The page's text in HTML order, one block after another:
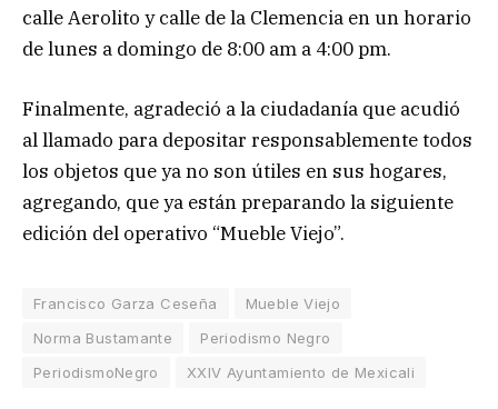
calle Aerolito y calle de la Clemencia en un horario
de lunes a domingo de 8:00 am a 4:00 pm.
Finalmente, agradeció a la ciudadanía que acudió
al llamado para depositar responsablemente todos
los objetos que ya no son útiles en sus hogares,
agregando, que ya están preparando la siguiente
edición del operativo “Mueble Viejo”.
Francisco Garza Ceseña
Mueble Viejo
Norma Bustamante
Periodismo Negro
PeriodismoNegro
XXIV Ayuntamiento de Mexicali